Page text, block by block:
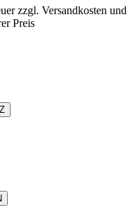
zzgl. Versandkosten und
Preis